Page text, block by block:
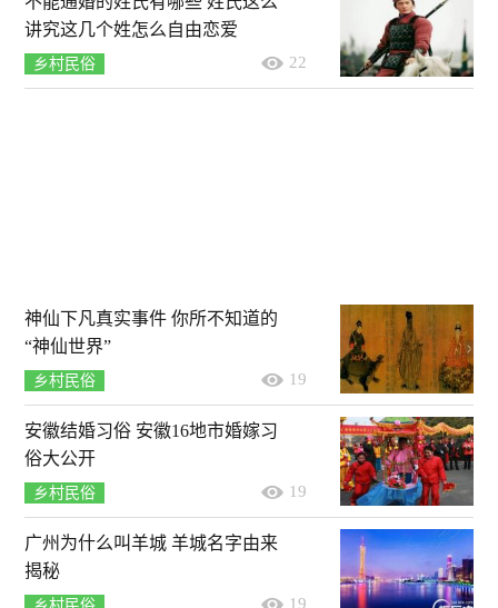
讲究这几个姓怎么自由恋爱
乡村民俗 22
神仙下凡真实事件 你所不知道的
“神仙世界”
乡村民俗 19
安徽结婚习俗 安徽16地市婚嫁习
俗大公开
乡村民俗 19
广州为什么叫羊城 羊城名字由来
揭秘
19